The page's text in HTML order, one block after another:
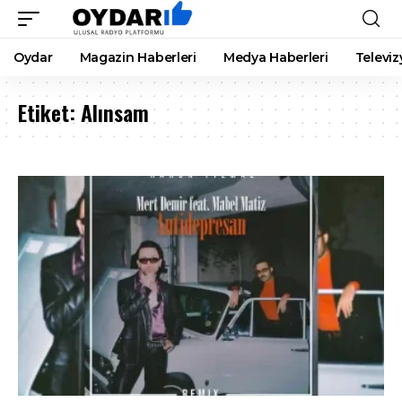
Oydar Magazin Haberleri Medya Haberleri
Etiket:Alınsam